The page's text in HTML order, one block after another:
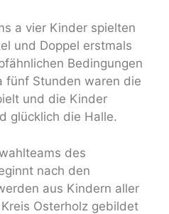
a vier Kinder spielten
und Doppel erstmals
Bedingungen
fünf Stunden waren die
und die Kinder
glücklich die Halle.
des
nach den
aus Kindern aller
Osterholz gebildet